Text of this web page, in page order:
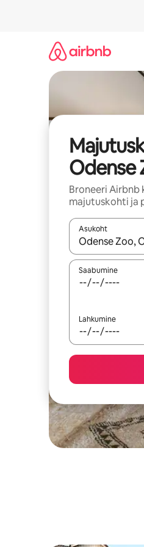
Odense
Broneeri Airbnb
majutuskohti ja
Asukoht
Kui tulemused
Saabumine
Lahkumine